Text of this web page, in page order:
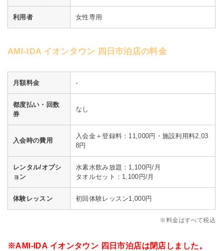
利用者 女性専用
AMI-IDA イオンタウン 四日市泊店の料金
月額料金 -
都度払い・回数
券
なし
入会時の費用
入会金＋登録料：11,000円・施設利用料2,03
8円
レンタル/オプシ
ョン
水素水飲み放題：1,100円/月
タオルセット：1,100円/月
体験レッスン 初回体験レッスン1,000円
※料金はすべて税込
※AMI-IDA イオンタウン 四日市泊店は閉店しました。